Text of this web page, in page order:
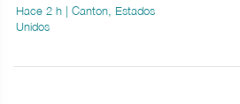
Hace 2 h | Canton, Estados
Unidos